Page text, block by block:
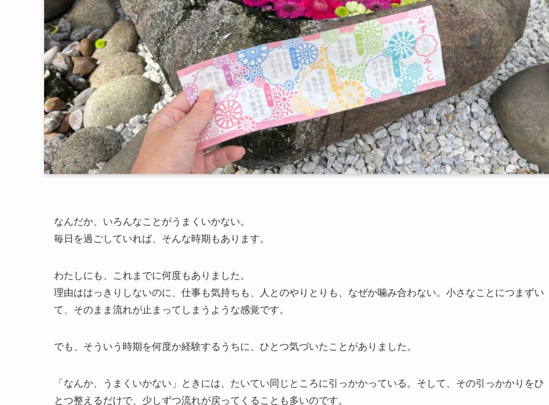
なんだか、いろんなことがうまくいかない。
毎日を過ごしていれば、そんな時期もあります。
わたしにも、これまでに何度もありました。
理由ははっきりしないのに、仕事も気持ちも、人とのやりとりも、なぜか噛み合わない。小さなことにつまずい
て、そのまま流れが止まってしまうような感覚です。
でも、そういう時期を何度か経験するうちに、ひとつ気づいたことがありました。
「なんか、うまくいかない」ときには、たいてい同じところに引っかかっている。そして、その引っかかりをひ
とつ整えるだけで、少しずつ流れが戻ってくることも多いのです。